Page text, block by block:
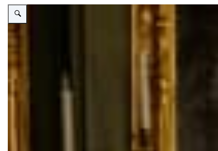
Vergroot afbeelding Regeringslunch staatsbezoek Sultan Oman bij